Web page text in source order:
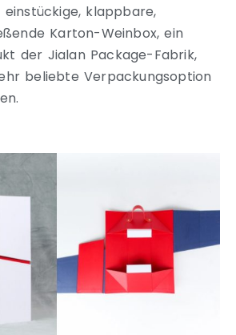
einstückige, klappbare,
Karton-Weinbox, ein
der Jialan Package-Fabrik,
beliebte Verpackungsoption